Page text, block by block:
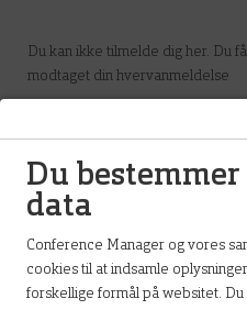
Du kan ikke tilmelde dig her. Du
modtaget din hvervanmeldelse
Du
data
Conference Manager og vores
cookies til at indsamle
forskellige formål på websitet.